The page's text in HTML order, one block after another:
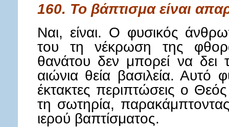
160. Το βάπτισμα είναι
Ναι, είναι. Ο φυσικός
του τη νέκρωση της
θανάτου δεν μπορεί να δει
αιώνια θεία βασιλεία. Αυτό
έκτακτες περιπτώσεις ο
τη σωτηρία,
ιερού βαπτίσματος.